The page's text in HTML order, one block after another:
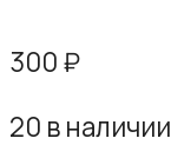
300₽
20 в наличии